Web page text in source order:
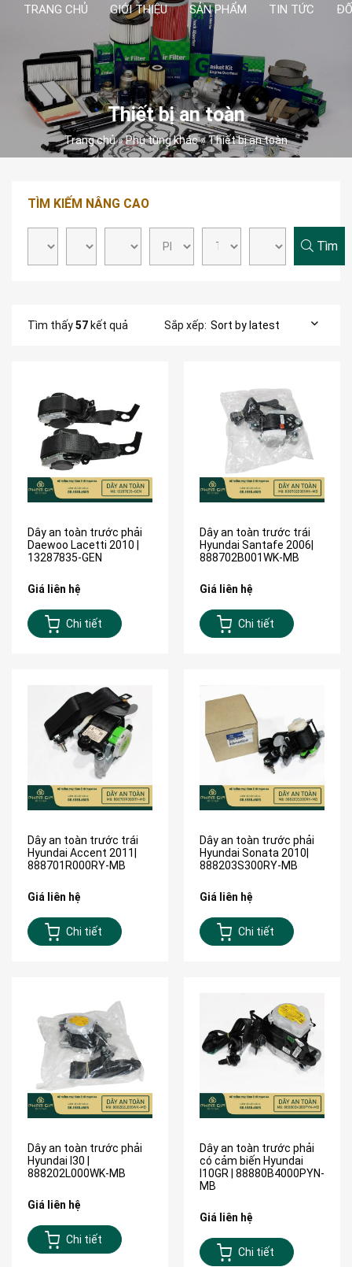
TRANG CHỦ GIỚI THIỆU SẢN PHẨM TIN TỨC
Thiết bị an toàn
Trang chủ»Phụ tùng khác»Thiết bị an toàn
TÌM KIẾM NÂNG CAO
Tìm
Tìm thấy57kết quả Sắp xếp:
Dây an toàn trước phải
Daewoo Lacetti 2010 |
13287835-GEN
Giá liên hệ
Chi tiết
Dây an toàn trước trái
Hyundai Santafe 2006|
888702B001WK-MB
Giá liên hệ
Chi tiết
Dây an toàn trước trái
Hyundai Accent 2011|
888701R000RY-MB
Giá liên hệ
Chi tiết
Dây an toàn trước phải
Hyundai Sonata 2010|
888203S300RY-MB
Giá liên hệ
Chi tiết
Dây an toàn trước phải
Hyundai I30 |
888202L000WK-MB
Giá liên hệ
Chi tiết
Dây an toàn trước phải
có cảm biến Hyundai
I10GR | 88880B4000PYN-
MB
Giá liên hệ
Chi tiết